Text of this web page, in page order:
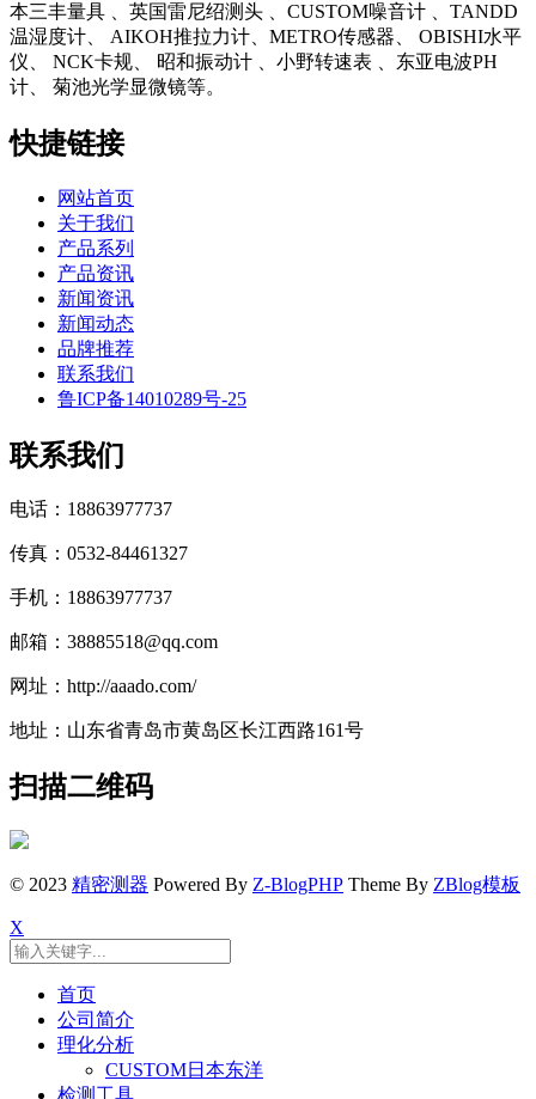
本三丰量具 、英国雷尼绍测头 、CUSTOM噪音计 、TANDD
温湿度计、 AIKOH推拉力计、METRO传感器、 OBISHI水平
仪、 NCK卡规、 昭和振动计 、小野转速表 、东亚电波PH
计、 菊池光学显微镜等。
快捷链接
网站首页
关于我们
产品系列
产品资讯
新闻资讯
新闻动态
品牌推荐
联系我们
鲁ICP备14010289号-25
联系我们
电话：18863977737
传真：0532-84461327
手机：18863977737
邮箱：38885518@qq.com
网址：http://aaado.com/
地址：山东省青岛市黄岛区长江西路161号
扫描二维码
© 2023 精密测器 Powered By Z-BlogPHP Theme By ZBlog模板
X
首页
公司简介
理化分析
CUSTOM日本东洋